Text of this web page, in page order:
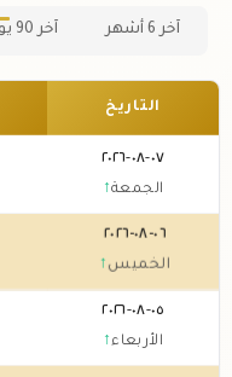
آخر 6 أشهر آخر 90 يوم
التاريخ
٠٧-٠٨-٢٠٢٦
الجمعة↑
٠٦-٠٨-٢٠٢٦
الخميس ↑
٠٥-٠٨-٢٠٢٦
الأربعاء↑